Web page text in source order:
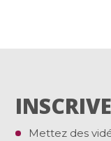
Mettez des